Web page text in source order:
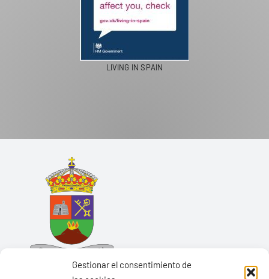
Gestionar el consentimiento de
LIVING IN SPAIN